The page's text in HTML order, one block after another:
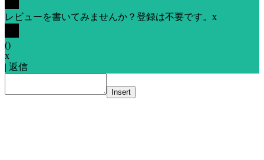
レビューを書いてみませんか？登録は不要です。 x
()
x
| 返信
Insert